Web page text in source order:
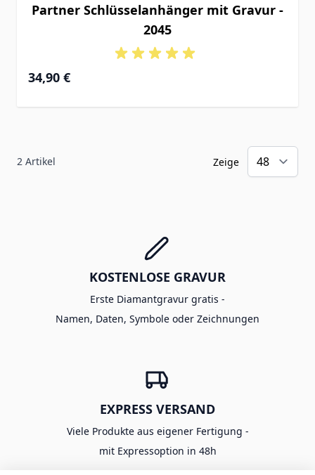
Partner Schlüsselanhänger mit Gravur -
2045
34,90 €
2 Artikel Zeige
KOSTENLOSE GRAVUR
Erste Diamantgravur gratis -
Namen, Daten, Symbole oder Zeichnungen
EXPRESS VERSAND
Viele Produkte aus eigener Fertigung -
mit Expressoption in 48h